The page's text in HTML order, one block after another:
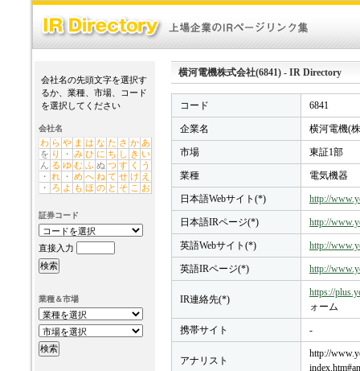
会社名の先頭文字を選択す
るか、業種、市場、コード
を選択してください
会社名
わ ら や ま は な た さ か あ
を り ・ み ひ に ち し き い
ん る ゆ む ふ ぬ つ す く
う
・ れ ・ め へ ね て せ け え
・
ろ よ も ほ の と そ こ お
証券コード
直接入力
業種＆市場
横河電機株式会社(6841) - IR Directory
コード 6841
企業名 横河電機(
市場 東証1部
業種 電気機器
日本語Webサイト(*) http://
日本語IRページ(*) http://
英語Webサイト(*) http://
英語IRページ(*) http://
IR連絡先(*)
https://
ォーム
携帯サイト -
アナリスト
http://